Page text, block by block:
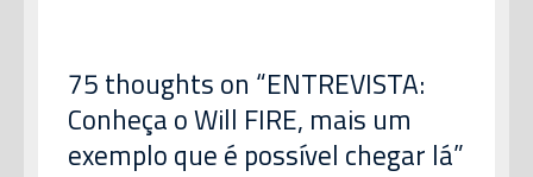
75 thoughts on “ENTREVISTA:
Conheça o Will FIRE, mais um
exemplo que é possível chegar lá”